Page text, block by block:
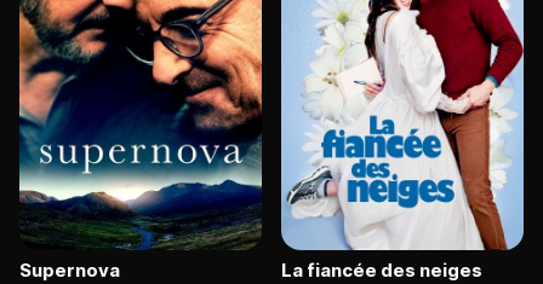
Supernova La fiancée des neiges